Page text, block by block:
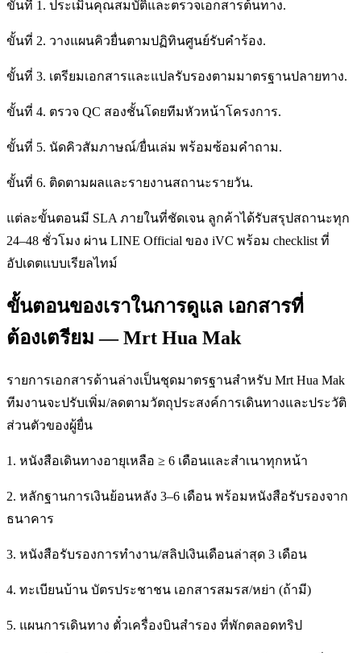
ขั้นที่ 1. ประเมินคุณสมบัติและตรวจเอกสารต้นทาง.
ขั้นที่ 2. วางแผนคิวยื่นตามปฏิทินศูนย์รับคำร้อง.
ขั้นที่ 3. เตรียมเอกสารและแปลรับรองตามมาตรฐานปลายทาง.
ขั้นที่ 4. ตรวจ QC สองชั้นโดยทีมหัวหน้าโครงการ.
ขั้นที่ 5. นัดคิวสัมภาษณ์/ยื่นเล่ม พร้อมซ้อมคำถาม.
ขั้นที่ 6. ติดตามผลและรายงานสถานะรายวัน.
แต่ละขั้นตอนมี SLA ภายในที่ชัดเจน ลูกค้าได้รับสรุปสถานะทุก
24–48 ชั่วโมง ผ่าน LINE Official ของ iVC พร้อม checklist ที่
อัปเดตแบบเรียลไทม์
ขั้นตอนของเราในการดูแล เอกสารที่
ต้องเตรียม — Mrt Hua Mak
รายการเอกสารด้านล่างเป็นชุดมาตรฐานสำหรับ Mrt Hua Mak
ทีมงานจะปรับเพิ่ม/ลดตามวัตถุประสงค์การเดินทางและประวัติ
ส่วนตัวของผู้ยื่น
1. หนังสือเดินทางอายุเหลือ ≥ 6 เดือนและสำเนาทุกหน้า
2. หลักฐานการเงินย้อนหลัง 3–6 เดือน พร้อมหนังสือรับรองจาก
ธนาคาร
3. หนังสือรับรองการทำงาน/สลิปเงินเดือนล่าสุด 3 เดือน
4. ทะเบียนบ้าน บัตรประชาชน เอกสารสมรส/หย่า (ถ้ามี)
5. แผนการเดินทาง ตั๋วเครื่องบินสำรอง ที่พักตลอดทริป